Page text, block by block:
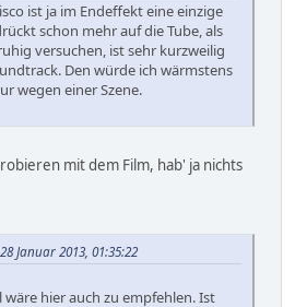
ist ja im Endeffekt eine einzige
schon mehr auf die Tube, als
versuchen, ist sehr kurzweilig
Den würde ich wärmstens
wegen einer Szene.
mit dem Film, hab' ja nichts
Januar 2013, 01:35:22
hier auch zu empfehlen. Ist